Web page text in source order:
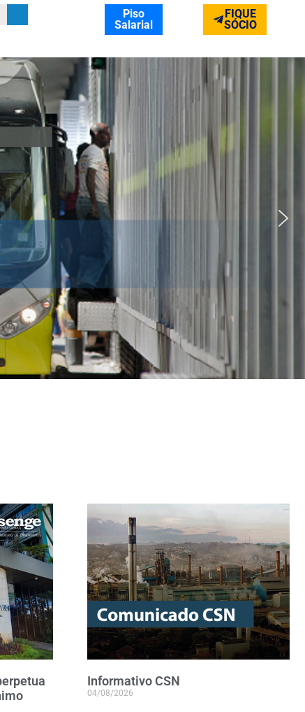
Piso
Salarial
FIQUE
SÓCIO
Informativo CSN
04/08/2026